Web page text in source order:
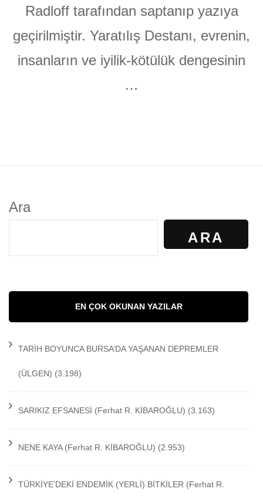
Radloff tarafından saptanıp yazıya
geçirilmiştir. Yaratılış Destanı, evrenin,
insanların ve iyilik-kötülük dengesinin
…
Ara
ARA
EN ÇOK OKUNAN YAZILAR
TARİH BOYUNCA BURSA’DA YAŞANAN DEPREMLER
(ÜLGEN) (3.198)
SARIKIZ EFSANESİ (Ferhat R. KİBAROĞLU) (3.163)
NENE KAYA (Ferhat R. KİBAROĞLU) (2.953)
TÜRKİYE’DEKİ ENDEMİK (YERLİ) BİTKİLER (Ferhat R.